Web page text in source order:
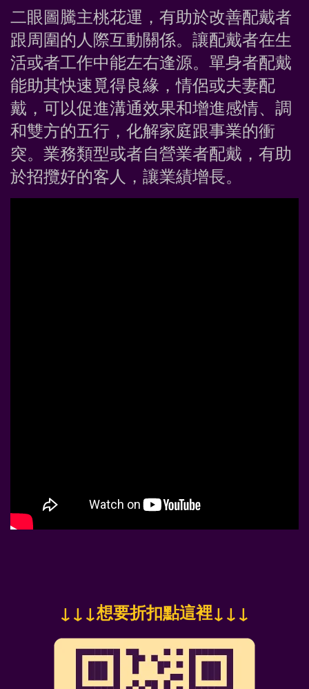
二眼圖騰主桃花運，有助於改善配戴者
跟周圍的人際互動關係。讓配戴者在生
活或者工作中能左右逢源。單身者配戴
能助其快速覓得良緣，情侶或夫妻配
戴，可以促進溝通效果和增進感情、調
和雙方的五行，化解家庭跟事業的衝
突。業務類型或者自營業者配戴，有助
於招攬好的客人，讓業績增長。
↓↓↓想要折扣點這裡↓↓↓